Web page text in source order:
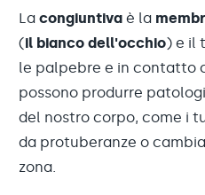
La congiuntiva è la
(il bianco dell'occhio) e il
le palpebre e in contatto
possono produrre
del nostro corpo, come i
da protuberanze o
zona.